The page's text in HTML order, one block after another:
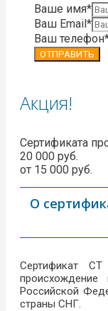
Ваше имя*
Ваш Email*
Ваш
ОТПРАВИТЬ
Акция!
Сертификата
20 000 руб.
от 15 000 руб.
О
Сертификат
Российской
страны СНГ.